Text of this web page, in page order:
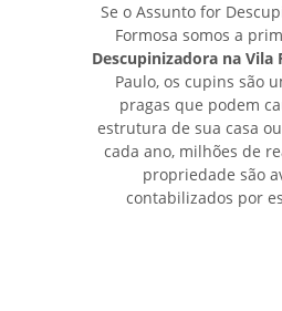
Se o Assunto for
Formosa somos a
Descupinizadora na Vila
Paulo, os cupins são
pragas que podem
estrutura de sua casa
cada ano, milhões de
propriedade são
contabilizados por